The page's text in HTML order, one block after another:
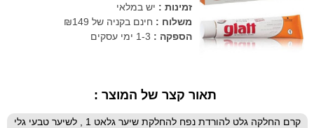
זמינות : יש במלאי
משלוח : חינם בקניה של ₪149
הספקה : 1-3 ימי עסקים
תאור קצר של המוצר :
קרם החלקה גלט להורדת נפח להחלקת שיער גלאט 1 , לשיער טבעי גלי